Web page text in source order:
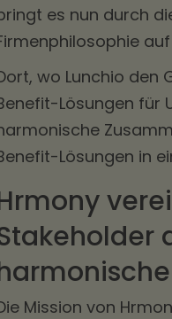
es nun durch
wo Lunchio den
Lösungen für
Lösungen in
Mission von